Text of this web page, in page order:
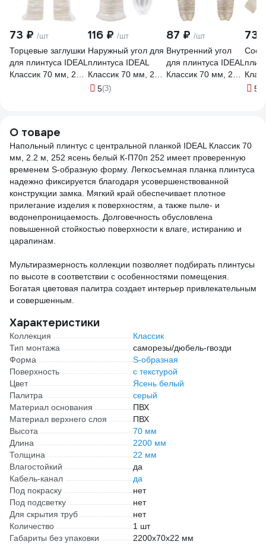
73 ₽ /шт
Торцевые заглушки
для плинтуса IDEAL
Классик 70 мм, 252
116 ₽ /шт
Наружный угол для
плинтуса IDEAL
Классик 70 мм, 252
ясень белый К-П70-
5(3)
87 ₽ /шт
Внутренний угол
для плинтуса IDEAL
Классик 70 мм, 252
73
5
О товаре
Напольный плинтус с центральной планкой IDEAL Классик 70
мм, 2.2 м, 252 ясень белый К-П70п 252 имеет проверенную
временем S-образную форму. Легкосъемная планка плинтуса
надежно фиксируется благодаря усовершенствованной
конструкции замка. Мягкий край обеспечивает плотное
прилегание изделия к поверхностям, а также пыле- и
водонепроницаемость. Долговечность обусловлена
повышенной стойкостью поверхности к влаге, истиранию и
царапинам.
Мультиразмерность коллекции позволяет подбирать плинтусы
по высоте в соответствии с особенностями помещения.
Богатая цветовая палитра создает интерьер привлекательным
и совершенным.
Характеристики
Коллекция
Классик
Тип монтажа
саморезы/дюбель-гвозди
Форма
S-образная
Поверхность
с текстурой
Цвет
Ясень белый
Палитра
серый
Материал основания
ПВХ
Материал верхнего слоя
ПВХ
Высота
70 мм
Длина
2200 мм
Толщина
22 мм
Влагостойкий
да
Кабель-канал
да
Под покраску
нет
Под подсветку
нет
Для скрытия труб
нет
Количество
1 шт
Габариты без упаковки
2200х70х22 мм